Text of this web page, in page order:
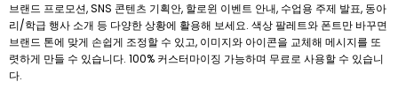
브랜드 프로모션, SNS 콘텐츠 기획안, 할로윈 이벤트 안내, 수업용 주제 발표, 동아
리/학급 행사 소개 등 다양한 상황에 활용해 보세요. 색상 팔레트와 폰트만 바꾸면
브랜드 톤에 맞게 손쉽게 조정할 수 있고, 이미지와 아이콘을 교체해 메시지를 또
렷하게 만들 수 있습니다. 100% 커스터마이징 가능하며 무료로 사용할 수 있습니
다.